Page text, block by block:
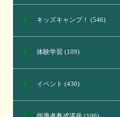
キッズキャンプ！ (546)
体験学習 (109)
イベント (430)